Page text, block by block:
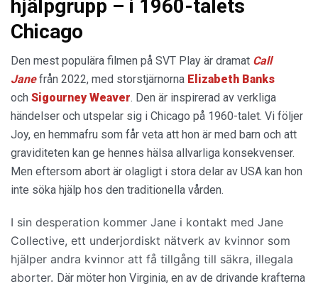
hjälpgrupp – i 1960-talets
Chicago
Den mest populära filmen på SVT Play är dramat Call
Jane från 2022, med storstjärnorna Elizabeth Banks
och Sigourney Weaver. Den är inspirerad av verkliga
händelser och utspelar sig i Chicago på 1960-talet. Vi följer
Joy, en hemmafru som får veta att hon är med barn och att
graviditeten kan ge hennes hälsa allvarliga konsekvenser.
Men eftersom abort är olagligt i stora delar av USA kan hon
inte söka hjälp hos den traditionella vården.
I sin desperation kommer Jane i kontakt med Jane
Collective, ett underjordiskt nätverk av kvinnor som
hjälper andra kvinnor att få tillgång till säkra, illegala
aborter. Där möter hon Virginia, en av de drivande krafterna